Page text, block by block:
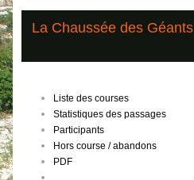
La Chaussée des Géants
Liste des courses
Statistiques des passages
Participants
Hors course / abandons
PDF